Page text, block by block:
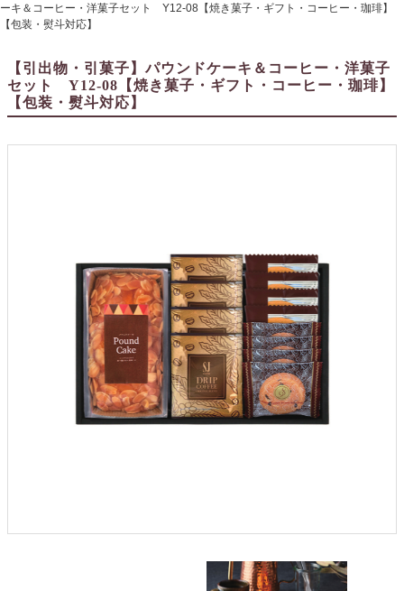
プチギフト
子育て卒業証書
引出物ギフト
カタログギフト
ブライダルバッグ
ーキ＆コーヒー・洋菓子セット Y12-08【焼き菓子・ギフト・コーヒー・珈琲】
【包装・熨斗対応】
【引出物・引菓子】パウンドケーキ＆コーヒー・洋菓子
セット Y12-08【焼き菓子・ギフト・コーヒー・珈琲】
【包装・熨斗対応】